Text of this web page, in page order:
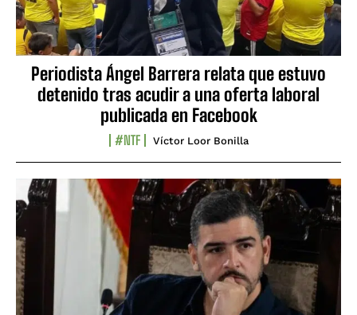
Periodista Ángel Barrera relata que estuvo
detenido tras acudir a una oferta laboral
publicada en Facebook
#NTF Víctor Loor Bonilla